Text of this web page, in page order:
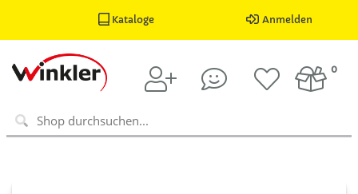
Kataloge Anmelden
0